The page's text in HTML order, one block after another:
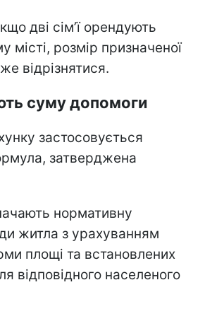
дві сім’ї орендують
місті, розмір призначеної
відрізнятися.
суму допомоги
застосовується
затверджена
нормативну
житла з урахуванням
площі та встановлених
відповідного населеного